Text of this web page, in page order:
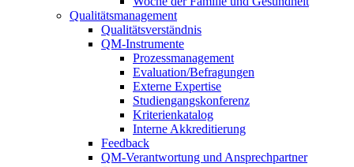
Qualitätsmanagement
Qualitätsverständnis
QM-Instrumente
Prozessmanagement
Evaluation/Befragungen
Externe Expertise
Studiengangskonferenz
Kriterienkatalog
Interne Akkreditierung
Feedback
QM-Verantwortung und Ansprechpartner